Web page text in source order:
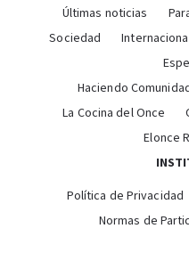
Últimas noticias
Sociedad
Haciendo
La Cocina del Once
Elonce
Política de Privacidad
Normas de